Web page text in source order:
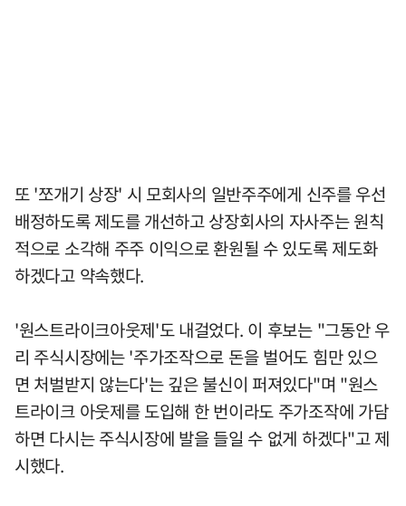
또 '쪼개기 상장' 시 모회사의 일반주주에게 신주를 우선
배정하도록 제도를 개선하고 상장회사의 자사주는 원칙
적으로 소각해 주주 이익으로 환원될 수 있도록 제도화
하겠다고 약속했다.
'원스트라이크아웃제'도 내걸었다. 이 후보는 "그동안 우
리 주식시장에는 '주가조작으로 돈을 벌어도 힘만 있으
면 처벌받지 않는다'는 깊은 불신이 퍼져있다"며 "원스
트라이크 아웃제를 도입해 한 번이라도 주가조작에 가담
하면 다시는 주식시장에 발을 들일 수 없게 하겠다"고 제
시했다.